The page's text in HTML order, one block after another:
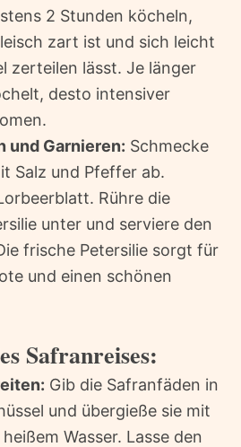
2 Stunden köcheln,
zart ist und sich leicht
zerteilen lässt. Je länger
desto intensiver
und Garnieren: Schmecke
Salz und Pfeffer ab.
Rühre die
unter und serviere den
frische Petersilie sorgt für
und einen schönen
Safranreises:
Gib die Safranfäden in
und übergieße sie mit
Wasser. Lasse den